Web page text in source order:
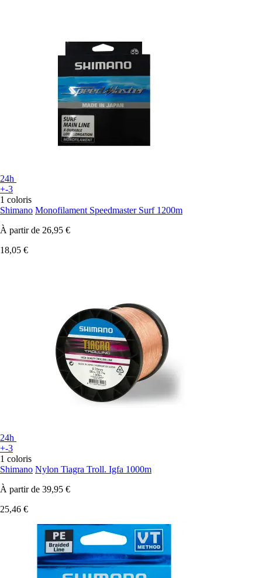
24h
+-3
1 coloris
Shimano Monofilament Speedmaster Surf 1200m
À partir de 26,95 €
18,05 €
24h
+-3
1 coloris
Shimano Nylon Tiagra Troll. Igfa 1000m
À partir de 39,95 €
25,46 €